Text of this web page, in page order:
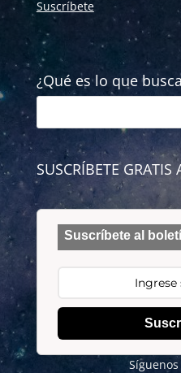
Suscríbete
¿Qué es lo que
SUSCRÍBETE GRATIS
Suscríbete al